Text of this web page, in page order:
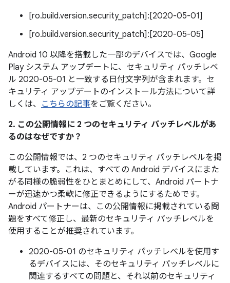
[ro.build.version.security_patch]:[2020-05-01]
[ro.build.version.security_patch]:[2020-05-05]
Android 10 以降を搭載した一部のデバイスでは、Google
Play システム アップデートに、セキュリティ パッチレベ
ル 2020-05-01 と一致する日付文字列が含まれます。セ
キュリティ アップデートのインストール方法について詳
しくは、 こちらの記事をご覧ください。
2. この公開情報に 2 つのセキュリティ パッチレベルがあ
るのはなぜですか？
この公開情報では、2 つのセキュリティ パッチレベルを掲
載しています。これは、すべての Android デバイスにまた
がる同様の脆弱性をひとまとめにして、Android パートナ
ーが迅速かつ柔軟に修正できるようにするためです。
Android パートナーは、この公開情報に掲載されている問
題をすべて修正し、最新のセキュリティ パッチレベルを
使用することが推奨されています。
2020-05-01 のセキュリティ パッチレベルを使用す
るデバイスには、そのセキュリティ パッチレベルに
関連するすべての問題と、それ以前のセキュリティ